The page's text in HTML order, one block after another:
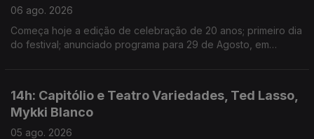
06 ago. 2026
Começa hoje a edição de celebração de 20 anos; primeiro dia
do festival; anunciado programa para 29 de Agosto, em
14h: Capitólio e Teatro Variedades, Ted Lasso,
Mykki Blanco
05 ago. 2026